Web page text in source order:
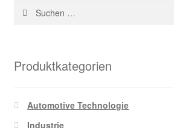
Suchen
Produktkategorien
Automotive Technologie
Industrie